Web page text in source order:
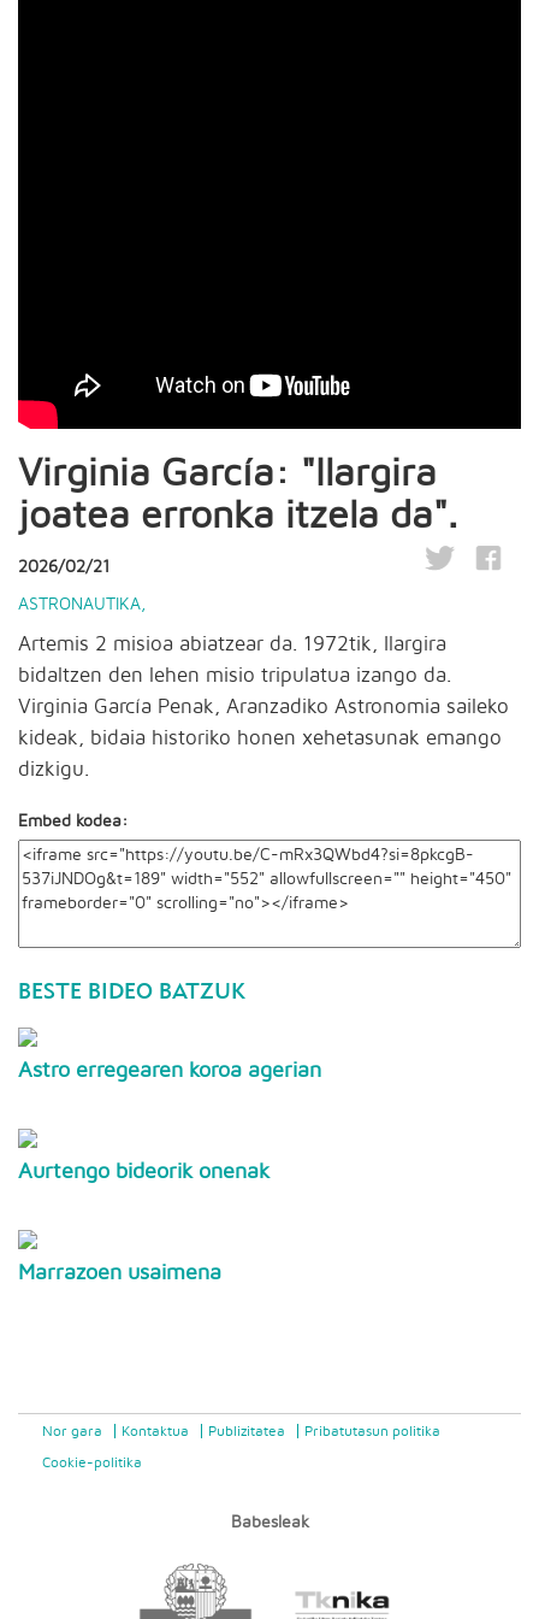
Virginia García: "Ilargira
joatea erronka itzela da".
2026/02/21
ASTRONAUTIKA
Artemis 2 misioa abiatzear da. 1972tik, Ilargira
bidaltzen den lehen misio tripulatua izango da.
Virginia García Penak, Aranzadiko Astronomia saileko
kideak, bidaia historiko honen xehetasunak emango
dizkigu.
Embed kodea:
BESTE BIDEO BATZUK
Astro erregearen koroa agerian
Aurtengo bideorik onenak
Marrazoen usaimena
Nor gara Kontaktua Publizitatea Pribatutasun politika
Cookie-politika
Babesleak